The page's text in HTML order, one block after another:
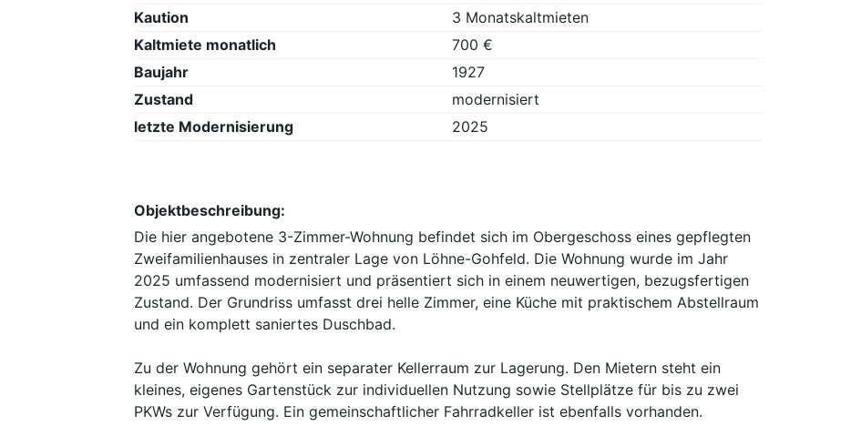
Kaution
3 Monatskaltmieten
Kaltmiete monatlich
700 €
Baujahr
1927
Zustand
modernisiert
letzte Modernisierung
2025
Objektbeschreibung:
Die hier angebotene 3-Zimmer-Wohnung befindet sich im Obergeschoss eines gepflegten
Zweifamilienhauses in zentraler Lage von Löhne-Gohfeld. Die Wohnung wurde im Jahr
2025 umfassend modernisiert und präsentiert sich in einem neuwertigen, bezugsfertigen
Zustand. Der Grundriss umfasst drei helle Zimmer, eine Küche mit praktischem Abstellraum
und ein komplett saniertes Duschbad.
Zu der Wohnung gehört ein separater Kellerraum zur Lagerung. Den Mietern steht ein
kleines, eigenes Gartenstück zur individuellen Nutzung sowie Stellplätze für bis zu zwei
PKWs zur Verfügung. Ein gemeinschaftlicher Fahrradkeller ist ebenfalls vorhanden.